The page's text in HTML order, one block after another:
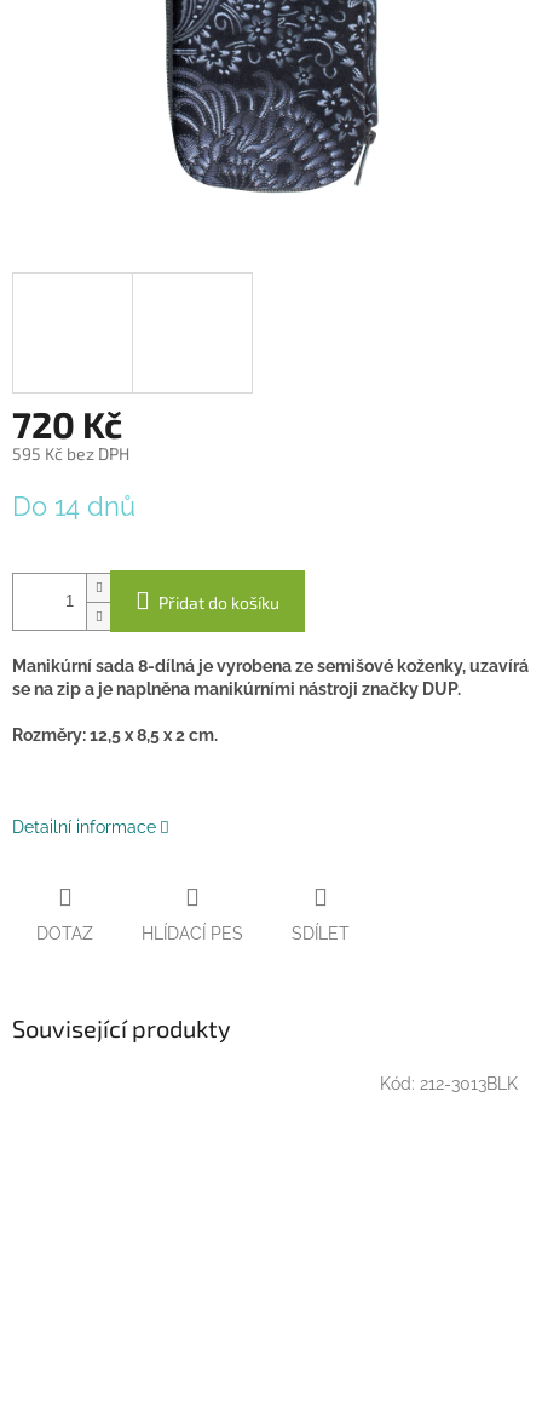
720 Kč
595 Kč bez DPH
cena:
Do 14 dnů
Přidat do košíku
Manikúrní sada 8-dílná je vyrobena ze semišové koženky, uzavírá
se na zip a je naplněna manikúrními nástroji značky DUP.
Rozměry: 12,5 x 8,5 x 2 cm.
Detailní informace
DOTAZ HLÍDACÍ PES SDÍLET
Související produkty
Kód: 212-3013BLK